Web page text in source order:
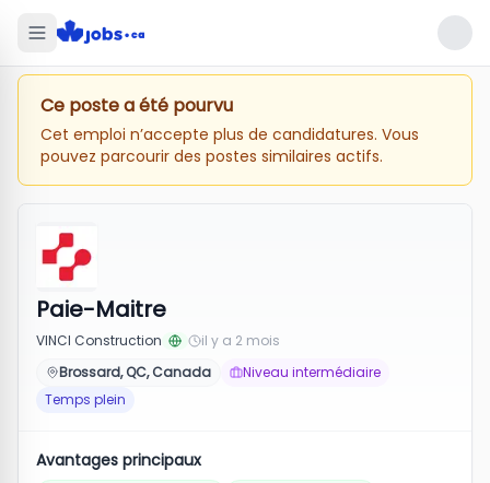
Ce poste a été pourvu
Cet emploi n’accepte plus de candidatures. Vous
pouvez parcourir des postes similaires actifs.
Paie-Maitre
VINCI Construction
il y a 2 mois
Brossard, QC, Canada
Niveau intermédiaire
Temps plein
Avantages principaux